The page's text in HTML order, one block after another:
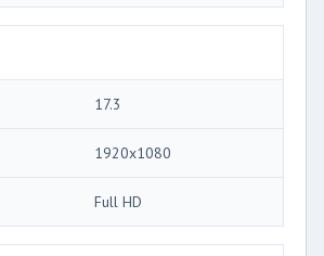
17.3
1920x1080
Full HD